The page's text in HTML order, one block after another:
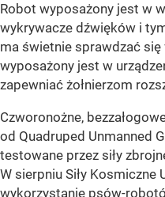
Robot wyposażony jest w
wykrywacze dźwięków i
ma świetnie sprawdzać
wyposażony jest w
zapewniać żołnierzom
Czworonożne,
od Quadruped Unmanned
testowane przez siły
W sierpniu Siły Kosmiczne
wykorzystanie psów-